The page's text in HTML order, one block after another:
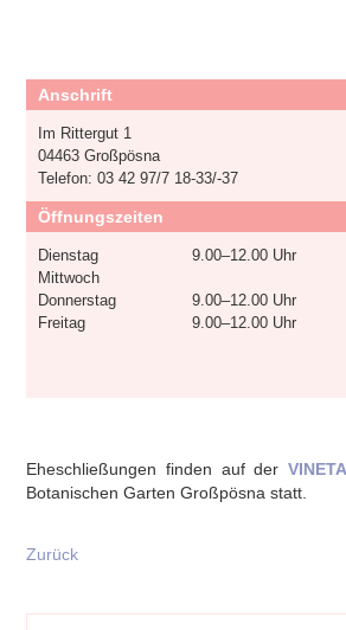
Anschrift
Im Rittergut 1
04463 Großpösna
Telefon: 03 42 97/7 18-33/-37
Öffnungszeiten
Dienstag 9.00–12.00 Uhr
Mittwoch
Donnerstag
9.00–12.00 Uhr
Freitag
9.00–12.00 Uhr
Eheschließungen finden auf der VINETA
Botanischen Garten Großpösna statt.
Zurück